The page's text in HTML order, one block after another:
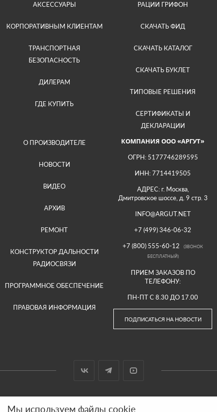
АКСЕССУАРЫ
КОРПОРАТИВНЫМ КЛИЕНТАМ
ТРАНСПОРТНАЯ
БЕЗОПАСНОСТЬ
ДИЛЕРАМ
ГДЕ КУПИТЬ
РАЦИИ ГРИФОН
СКАЧАТЬ ФИД
СКАЧАТЬ КАТАЛОГ
СКАЧАТЬ БУКЛЕТ
ТИПОВЫЕ РЕШЕНИЯ
СЕРТИФИКАТЫ И
ДЕКЛАРАЦИИ
О ПРОИЗВОДИТЕЛЕ
НОВОСТИ
ВИДЕО
АРХИВ
РЕМОНТ
КОНСТРУКТОР ДАЛЬНОСТИ
РАДИОСВЯЗИ
ПРОГРАММНОЕ ОБЕСПЕЧЕНИЕ
ПРАВОВАЯ ИНФОРМАЦИЯ
КОМПАНИЯ ООО «АРГУТ»
ОГРН: 5177746289595
ИНН: 7714419505
АДРЕС: г. Москва,
Дмитровское шоссе, д. 9 стр. 3
INFO@ARGUT.NET
+7 (499) 346-06-32
+7 (800) 555-60-12
(ЗВОНОК
БЕСПЛАТНЫЙ)
ПРИЕМ ЗАКАЗОВ ПО
ТЕЛЕФОНУ:
ПН-ПТ С 8.30 ДО 17.00
ПОДПИСАТЬСЯ НА НОВОСТИ
Мы используем файлы cookie